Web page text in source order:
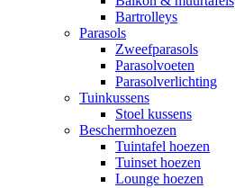
Bartrolleys
Parasols
Zweefparasols
Parasolvoeten
Parasolverlichting
Tuinkussens
Stoel kussens
Beschermhoezen
Tuintafel hoezen
Tuinset hoezen
Lounge hoezen